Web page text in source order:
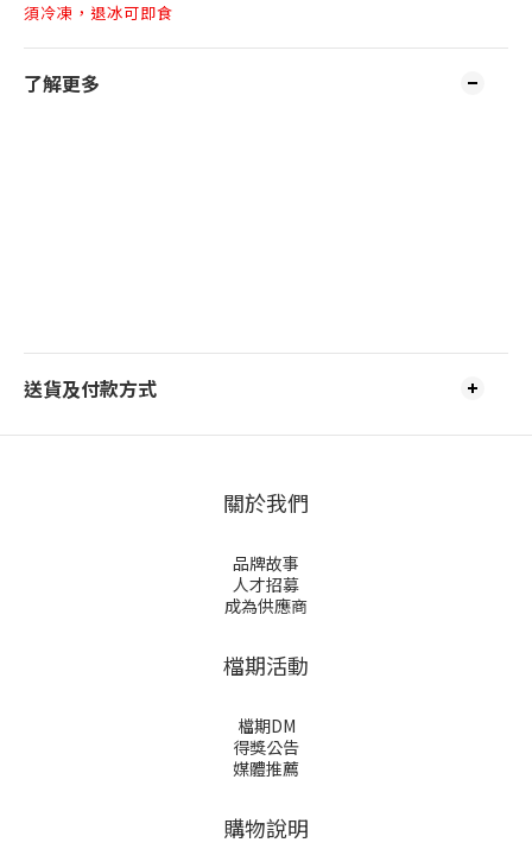
須冷凍，退冰可即食
了解更多
送貨及付款方式
關於我們
品牌故事
人才招募
成為供應商
檔期活動
檔期DM
得獎公告
媒體推薦
購物說明